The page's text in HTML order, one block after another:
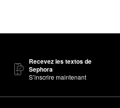
Recevez les textos de
Sephora
S’inscrire maintenant